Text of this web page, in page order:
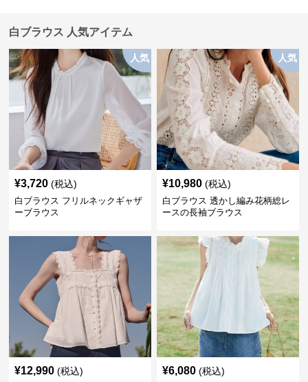
人気
¥3,720 (税込)
白ブラウス フリルネックギャザ
ーブラウス
¥10,980 (税込)
白ブラウス 透かし編み花柄総レ
ースの長袖ブラウス
¥12,990 (税込)
白ブラウス レース刺繍スカラッ
プノースリーブブラウス
¥6,080 (税込)
白ブラウス フリル襟ピンタック
ノースリーブブラウス